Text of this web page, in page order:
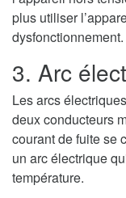
plus utiliser
dysfonctionnement.
3. Arc
Les arcs
deux conducteurs
courant de fuite se
un arc électrique
température.